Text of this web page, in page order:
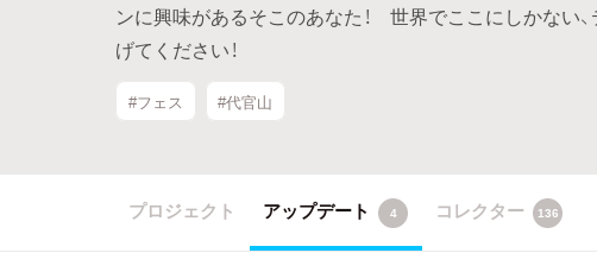
ンに興味があるそこのあなた！ 世界でここにしかない
げてください！
#フェス #代官山
プロジェクト アップデート 4 コレクター 136